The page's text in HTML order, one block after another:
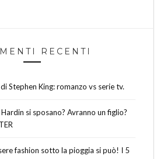
RECENTI
Stephen King: romanzo vs serie tv.
Hardin si sposano? Avranno un figlio?
fashion sotto la pioggia si può! I 5